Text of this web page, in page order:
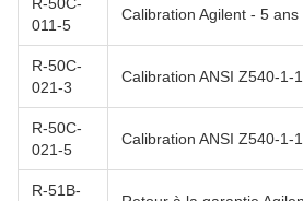
011-5
Calibration Agilent - 5 ans
R-50C-
021-3
Calibration ANSI Z540-1-
R-50C-
021-5
Calibration ANSI Z540-1-
R-51B-